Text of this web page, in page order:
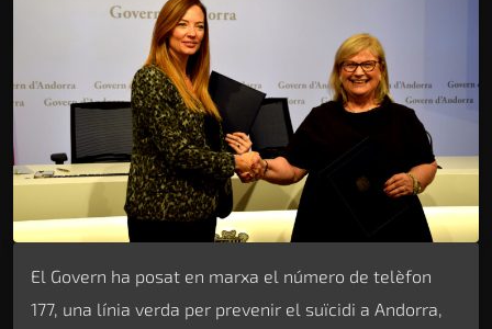
El Govern ha posat en marxa el número de telèfon
177, una línia verda per prevenir el suïcidi a Andorra,